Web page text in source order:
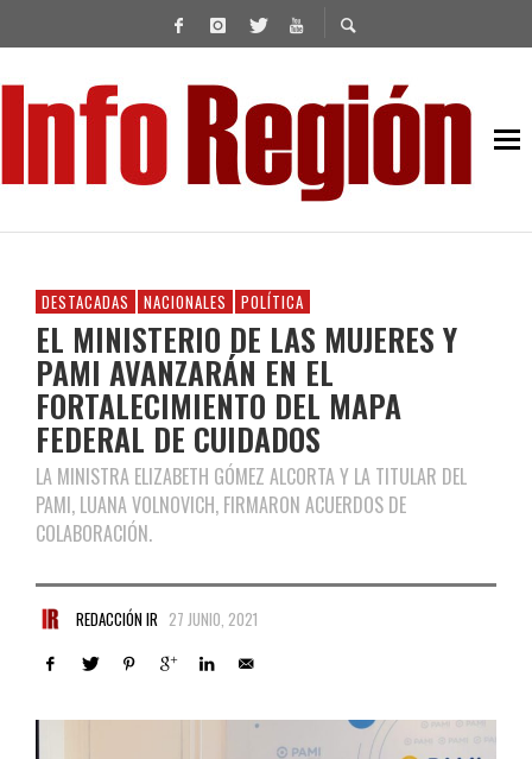
DESTACADAS NACIONALES POLÍTICA
EL MINISTERIO DE LAS MUJERES Y
PAMI AVANZARÁN EN EL
FORTALECIMIENTO DEL MAPA
FEDERAL DE CUIDADOS
LA MINISTRA ELIZABETH GÓMEZ ALCORTA Y LA TITULAR DEL
PAMI, LUANA VOLNOVICH, FIRMARON ACUERDOS DE
COLABORACIÓN.
REDACCIÓN IR 27 JUNIO, 2021